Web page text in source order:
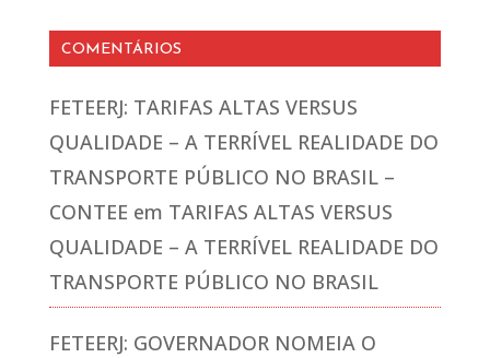
COMENTÁRIOS
FETEERJ: TARIFAS ALTAS VERSUS
QUALIDADE – A TERRÍVEL REALIDADE DO
TRANSPORTE PÚBLICO NO BRASIL –
CONTEE em TARIFAS ALTAS VERSUS
QUALIDADE – A TERRÍVEL REALIDADE DO
TRANSPORTE PÚBLICO NO BRASIL
FETEERJ: GOVERNADOR NOMEIA O